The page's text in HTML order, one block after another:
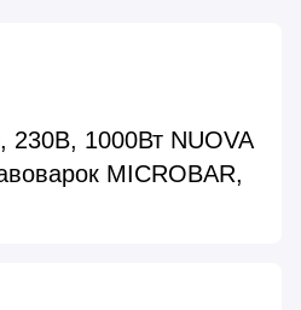
230В, 1000Вт NUOVA
MICROBAR,